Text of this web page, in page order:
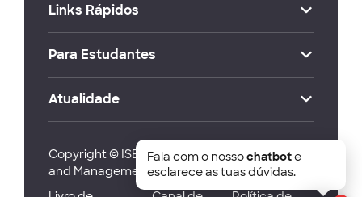
Links Rápidos
Para Estudantes
Atualidade
Copyright © ISEG Lisbon School of Economics
and Management 2026
Fala com o nossochatbote
esclarece as tuas dúvidas.